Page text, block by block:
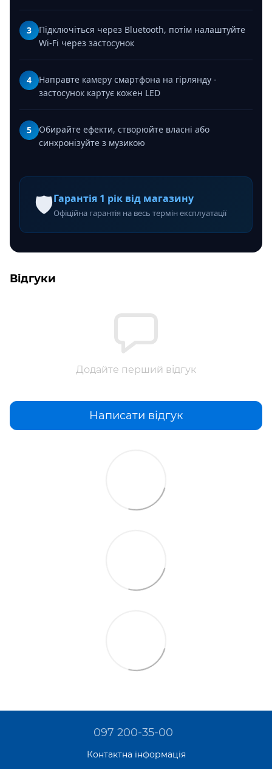
3
Підключіться через Bluetooth, потім налаштуйте
Wi-Fi через застосунок
4
Направте камеру смартфона на гірлянду -
застосунок картує кожен LED
5
Обирайте ефекти, створюйте власні або
синхронізуйте з музикою
🛡️Гарантія 1 рік від магазину
Офіційна гарантія на весь термін експлуатації
Відгуки
Додайте перший відгук
Написати відгук
097 200-35-00
Контактна інформація